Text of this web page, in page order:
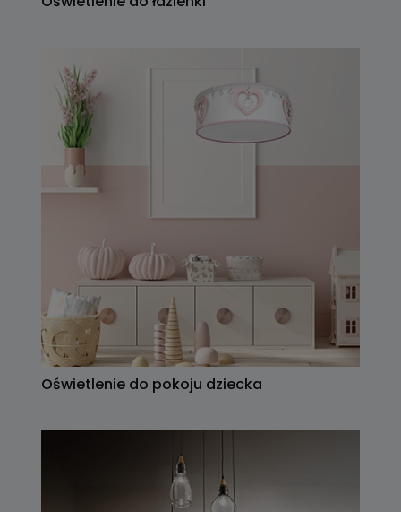
Oświetlenie do pokoju dziecka